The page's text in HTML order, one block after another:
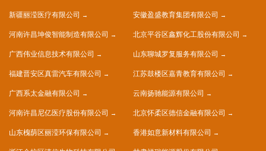
新疆丽滢医疗有限公司 安徽盈盛教育集团有限公司
河南许昌坤俊智能制造有限公司 北京平谷区鑫辉化工股份有限公司
广西伟业信息技术有限公司 山东聊城罗复服务有限公司
福建晋安区真雷汽车有限公司 江苏鼓楼区嘉青教育有限公司
广西系太金融有限公司 云南扬驰能源有限公司
河南许昌尼亿医疗股份有限公司 北京怀柔区德信金融有限公司
山东槐荫区丽滢环保有限公司 香港如意新材料有限公司